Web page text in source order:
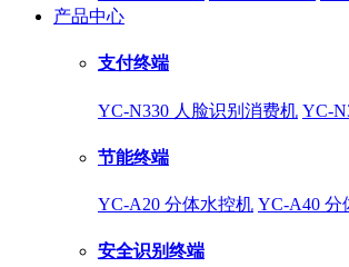
产品中心
支付终端
YC-N330 人脸识别消费机 YC-
节能终端
YC-A20 分体水控机 YC-A40 分
安全识别终端